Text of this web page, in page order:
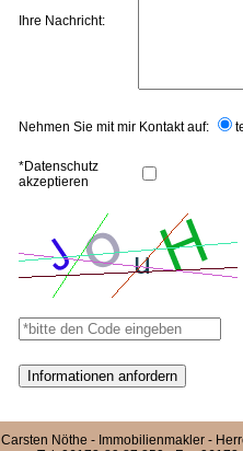
Ihre Nachricht:
Nehmen Sie mit mir Kontakt auf:
*Datenschutz
akzeptieren
Carsten Nöthe - Immobilienmakler -